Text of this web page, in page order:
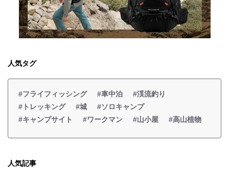
人気タグ
#フライフィッシング #車中泊
#渓流釣り
#トレッキング
#城
#ソロキャンプ
#キャンプサイト
#ワークマン #山小屋 #高山植物
人気記事